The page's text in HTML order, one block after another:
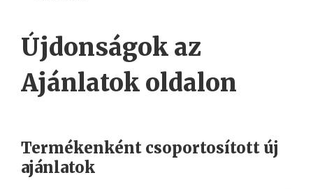
Újdonságok az
Ajánlatok oldalon
Termékenként csoportosított új
ajánlatok